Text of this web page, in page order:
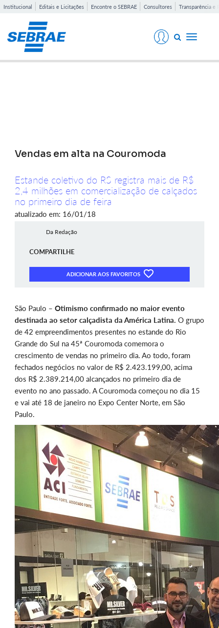
Institucional Editais e Licitações Encontre o SEBRAE Consultores Transparência e
Toggle
Vendas em alta na Couromoda
Estande coletivo do RS registra mais de R$
2,4 milhões em comercialização de calçados
no primeiro dia de feira
atualizado em: 16/01/18
Da Redação
COMPARTILHE
ADICIONAR AOS FAVORITOS
São Paulo – Otimismo confirmado no maior evento
destinada ao setor calçadista da América Latina. O grupo
de 42 empreendimentos presentes no estande do Rio
Grande do Sul na 45ª Couromoda comemora o
crescimento de vendas no primeiro dia. Ao todo, foram
fechados negócios no valor de R$ 2.423.199,00, acima
dos R$ 2.389.214,00 alcançados no primeiro dia de
evento no ano passado. A Couromoda começou no dia 15
e vai até 18 de janeiro no Expo Center Norte, em São
Paulo.